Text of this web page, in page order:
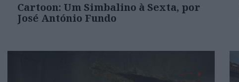
Cartoon: Um Simbalino à Sexta, por
José António Fundo